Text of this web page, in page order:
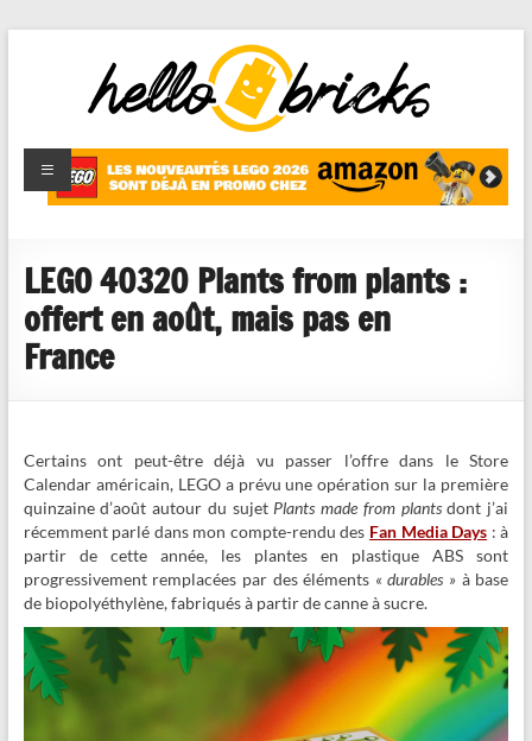
HelloBricks
Blog LEGO,
nouveaut�s
reviews
LEGO 40320 Plants from plants :
offert en août, mais pas en
France
Certains ont peut-être déjà vu passer l’offre dans le Store
Calendar américain, LEGO a prévu une opération sur la première
quinzaine d’août autour du sujet Plants made from plantsdont j’ai
récemment parlé dans mon compte-rendu des Fan Media Days : à
partir de cette année, les plantes en plastique ABS sont
progressivement remplacées par des éléments « durables » à base
de biopolyéthylène, fabriqués à partir de canne à sucre.